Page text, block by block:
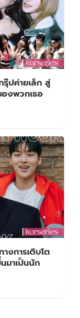
รุ๊ปค่ายเล็ก สู่
องพวกเธอ
งการเติบโต
มาเป็นนัก